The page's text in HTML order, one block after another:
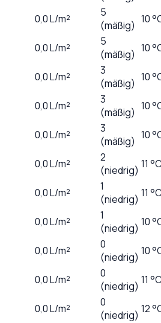
0,0L/m²
5
(mäßig) 10
0,0L/m²
5
(mäßig) 10
0,0L/m²
3
(mäßig) 10
0,0L/m²
3
(mäßig) 10
0,0L/m²
3
(mäßig) 10
0,0L/m²
2
(niedrig) 11
0,0L/m²
1
(niedrig) 11
0,0L/m²
1
(niedrig) 10
0,0L/m²
0
(niedrig) 10
0,0L/m²
0
(niedrig) 11
0,0L/m²
0
(niedrig) 12